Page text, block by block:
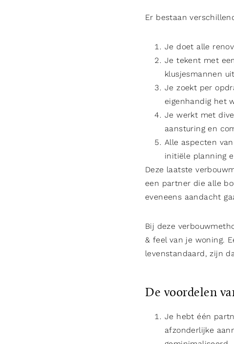
Er bestaan
Je doet alle
Je tekent met
klusjesmannen
Je zoekt per
eigenhandig het
Je werkt met
aansturing en
Alle aspecten
initiële planning
Deze laatste
een partner die alle
eveneens aandacht
Bij deze
& feel van je woning.
levenstandaard, zijn
De voordelen
Je hebt één
afzonderlijke